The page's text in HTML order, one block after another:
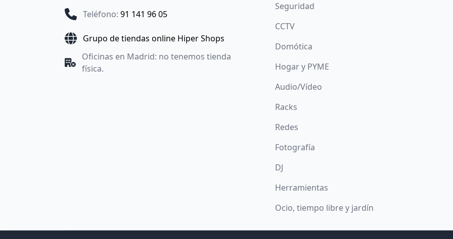
Teléfono: 91 141 96 05
Grupo de tiendas online Hiper Shops
Oficinas en Madrid: no tenemos tienda
física.
Seguridad
CCTV
Domótica
Hogar y PYME
Audio/Vídeo
Racks
Redes
Fotografía
DJ
Herramientas
Ocio, tiempo libre y jardín